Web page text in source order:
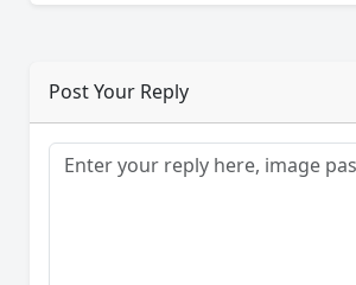
Post Your Reply